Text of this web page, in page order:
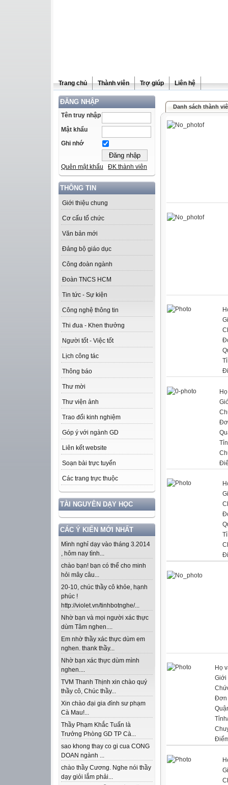
Trang chủ Thành viên Trợ giúp Liên hệ
ĐĂNG NHẬP
Tên truy nhập
Mật khẩu
Ghi nhớ
Quên mật khẩu ĐK thành viên
THÔNG TIN
Giới thiệu chung
Cơ cấu tổ chức
Văn bản mới
Đảng bộ giáo dục
Công đoàn ngành
Đoàn TNCS HCM
Tin tức - Sự kiện
Công nghệ thông tin
Thi đua - Khen thưởng
Người tốt - Việc tốt
Lịch công tác
Thông báo
Thư mời
Thư viện ảnh
Trao đổi kinh nghiệm
Góp ý với ngành GD
Liên kết website
Soạn bài trực tuyến
Các trang trực thuộc
TÀI NGUYÊN DẠY HỌC
CÁC Ý KIẾN MỚI NHẤT
Mình nghỉ dạy vào tháng 3.2014
, hôm nay tình...
chào bạn! bạn có thể cho minh
hỏi mây câu...
20-10, chúc thầy cô khỏe, hạnh
phúc !
http://violet.vn/tinhbotnghe/...
Nhờ bạn và mọi người xác thực
dùm Tâm nghen....
Em nhờ thầy xác thực dùm em
nghen. thank thầy...
Nhờ bạn xác thực dùm mình
nghen....
TVM Thanh Thịnh xin chào quý
thầy cô, Chúc thầy...
Xin chào đại gia đình sư phạm
Cà Mau!...
Thầy Phạm Khắc Tuấn là
Trưởng Phòng GD TP Cà...
sao khong thay co gi cua CONG
DOAN ngành ...
chào thầy Cương. Nghe nói thầy
dạy giỏi lắm phải...
Danh sách thành
Họ
Giới
Đơn